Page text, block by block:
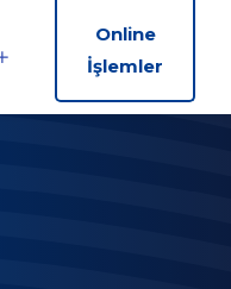
Online
İşlemler